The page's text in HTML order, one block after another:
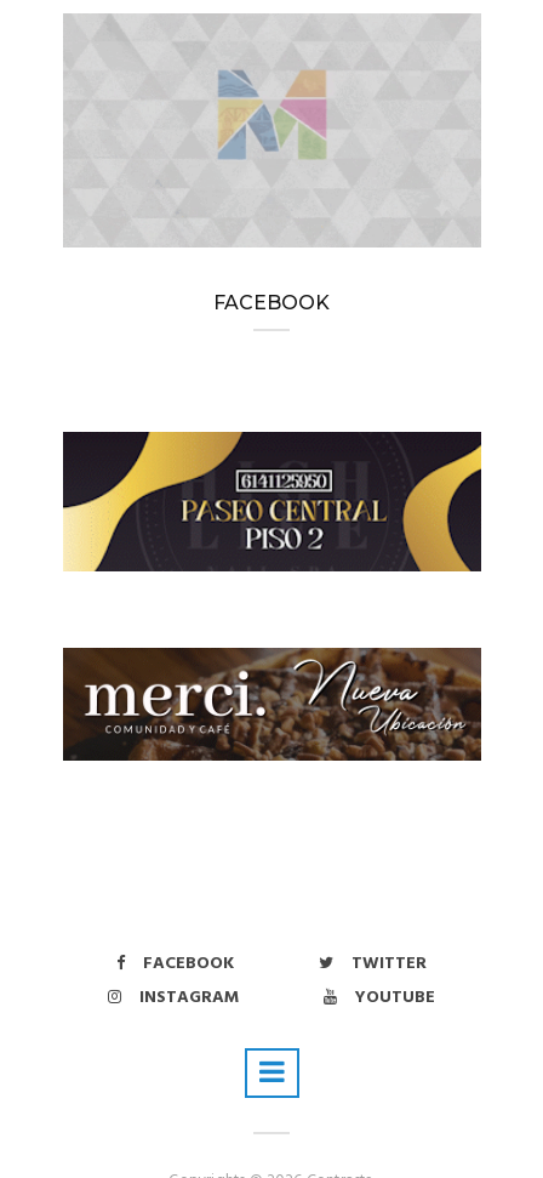
FACEBOOK
FACEBOOK
TWITTER
INSTAGRAM
YOUTUBE